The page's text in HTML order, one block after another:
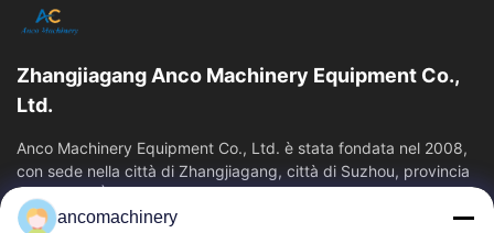
Zhangjiagang Anco Machinery Equipment Co.,
Ltd.
Anco Machinery Equipment Co., Ltd. è stata fondata nel 2008,
con sede nella città di Zhangjiagang, città di Suzhou, provincia
di Jiangsu. È...
Link Veloci
ancomachinery